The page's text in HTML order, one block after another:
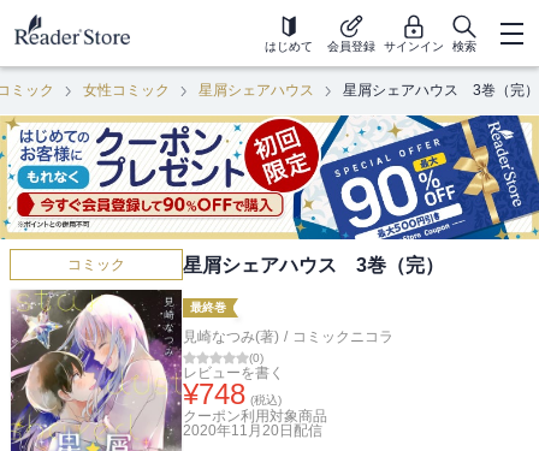
はじめて 会員登録 サインイン 検索
ミック 女性コミック 星屑シェアハウス 星屑シェアハウス 3巻（完）
コミック 星屑シェアハウス 3巻（完）
最終巻
見崎なつみ(著) / コミックニコラ
(0)
レビューを書く
¥748 (税込)
クーポン利用対象商品
2020年11月20日 配信